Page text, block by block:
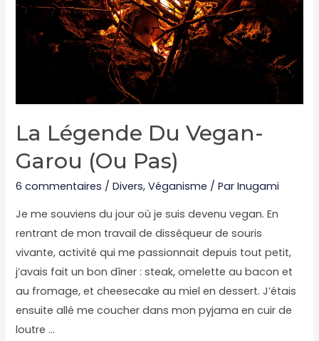
La Légende Du Vegan-
Garou (ou Pas)
6 commentaires /Divers,Véganisme / ParInugami
Je me souviens du jour où je suis devenu vegan. En
rentrant de mon travail de disséqueur de souris
vivante, activité qui me passionnait depuis tout petit,
j’avais fait un bon dîner : steak, omelette au bacon et
au fromage, et cheesecake au miel en dessert. J’étais
ensuite allé me coucher dans mon pyjama en cuir de
loutre …